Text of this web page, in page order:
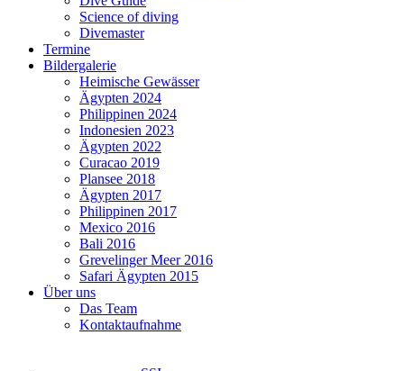
Science of diving
Divemaster
Termine
Bildergalerie
Heimische Gewässer
Ägypten 2024
Philippinen 2024
Indonesien 2023
Ägypten 2022
Curacao 2019
Plansee 2018
Ägypten 2017
Philippinen 2017
Mexico 2016
Bali 2016
Grevelinger Meer 2016
Safari Ägypten 2015
Über uns
Das Team
Kontaktaufnahme